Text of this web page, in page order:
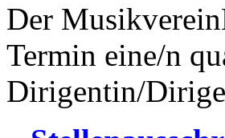
Der
Termin eine/n
Dirigentin/